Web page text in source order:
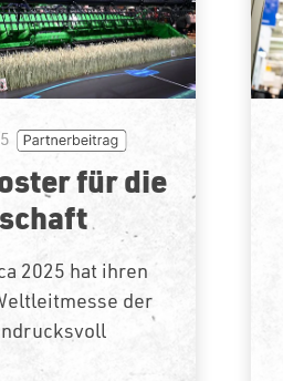
für die
2025 hat ihren
der